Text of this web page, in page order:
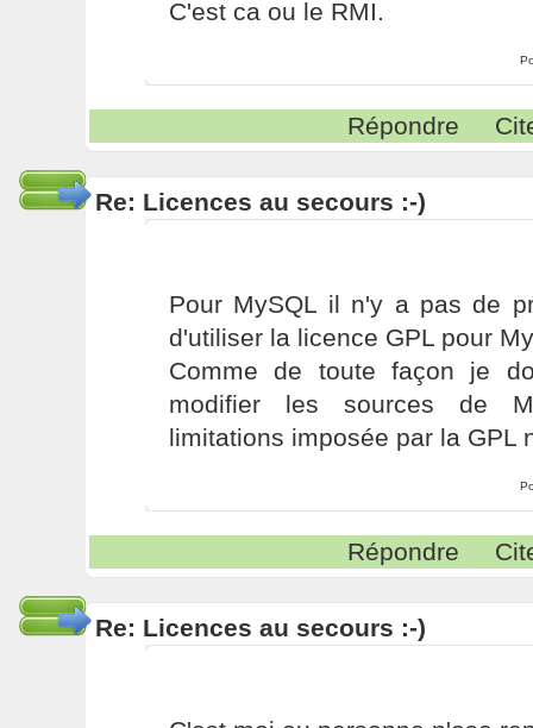
C'est ca ou le RMI.
Répondre
Re: Licences au secours :-)
Pour MySQL il n'y a pas de
d'utiliser la licence GPL pour
Comme de toute façon je
modifier les sources de
limitations imposée par la GPL
Répondre
Re: Licences au secours :-)